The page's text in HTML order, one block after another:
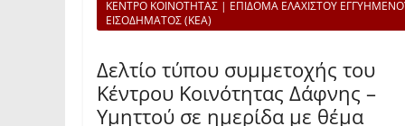
ΚΕΝΤΡΟ ΚΟΙΝΟΤΗΤΑΣ | ΕΠΙΔΟΜΑ ΕΛΑΧΙΣΤΟΥ
ΕΙΣΟΔΗΜΑΤΟΣ (ΚΕΑ)
Δελτίο τύπου συμμετοχής του
Κέντρου Κοινότητας Δάφνης –
Υμηττού σε ημερίδα με θέμα